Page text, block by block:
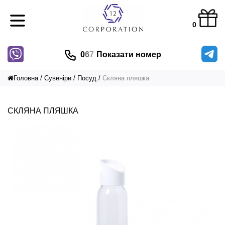
0
067 Показати номер
Головна Сувеніри Посуд Скляна пляшка
СКЛЯНА ПЛЯШКА